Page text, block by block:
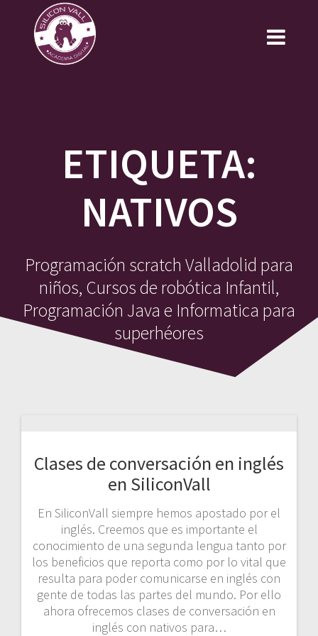
ETIQUETA:
NATIVOS
Programación scratch Valladolid para
niños, Cursos de robótica Infantil,
Programación Java e Informatica para
superhéores
Clases de conversación en inglés
en SiliconVall
En SiliconVall siempre hemos apostado por el
inglés. Creemos que es importante el
conocimiento de una segunda lengua tanto por
los beneficios que reporta como por lo vital que
resulta para poder comunicarse en inglés con
gente de todas las partes del mundo. Por ello
ahora ofrecemos clases de conversación en
inglés con nativos para…